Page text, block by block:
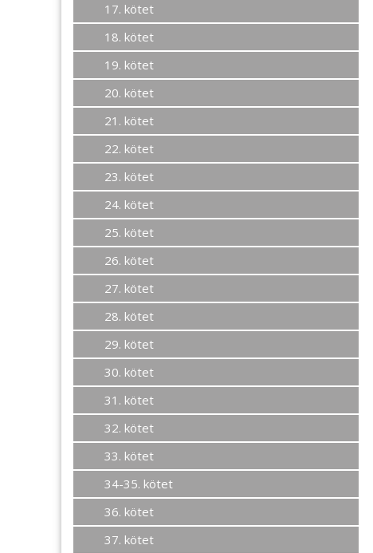
17. kötet
18. kötet
19. kötet
20. kötet
21. kötet
22. kötet
23. kötet
24. kötet
25. kötet
26. kötet
27. kötet
28. kötet
29. kötet
30. kötet
31. kötet
32. kötet
33. kötet
34-35. kötet
36. kötet
37. kötet